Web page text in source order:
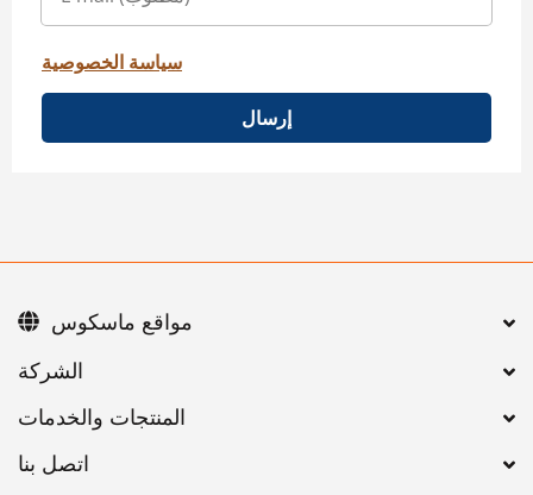
سياسة الخصوصية
إرسال
اتصل بنا
مواقع ماسكوس